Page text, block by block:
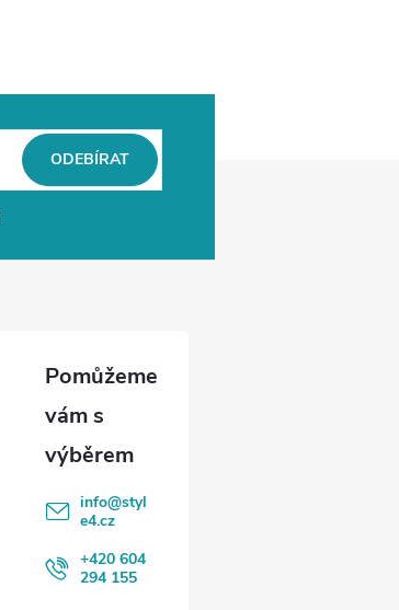
ODEBÍRAT
info@styl
e4.cz
+420 604
294 155